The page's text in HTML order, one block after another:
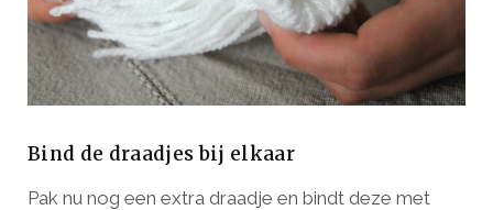
Bind de draadjes bij elkaar
Pak nu nog een extra draadje en bindt deze met